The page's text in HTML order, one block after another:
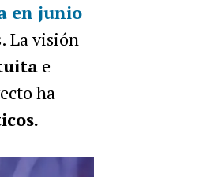
en junio
La visión
e
ha